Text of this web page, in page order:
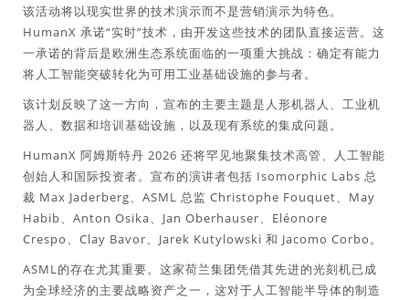
该活动将以现实世界的技术演示而不是营销演示为特色。
HumanX 承诺“实时”技术，由开发这些技术的团队直接运营。这
一承诺的背后是欧洲生态系统面临的一项重大挑战：确定有能力
将人工智能突破转化为可用工业基础设施的参与者。
该计划反映了这一方向，宣布的主要主题是人形机器人、工业机
器人、数据和培训基础设施，以及现有系统的集成问题。
HumanX 阿姆斯特丹 2026 还将罕见地聚集技术高管、人工智能
创始人和国际投资者。宣布的演讲者包括 Isomorphic Labs 总
裁 Max Jaderberg、ASML 总监 Christophe Fouquet、May
Habib、Anton Osika、Jan Oberhauser、Eléonore
Crespo、Clay Bavor、Jarek Kutylowski 和 Jacomo Corbo。
ASML的存在尤其重要。这家荷兰集团凭借其先进的光刻机已成
为全球经济的主要战略资产之一，这对于人工智能半导体的制造